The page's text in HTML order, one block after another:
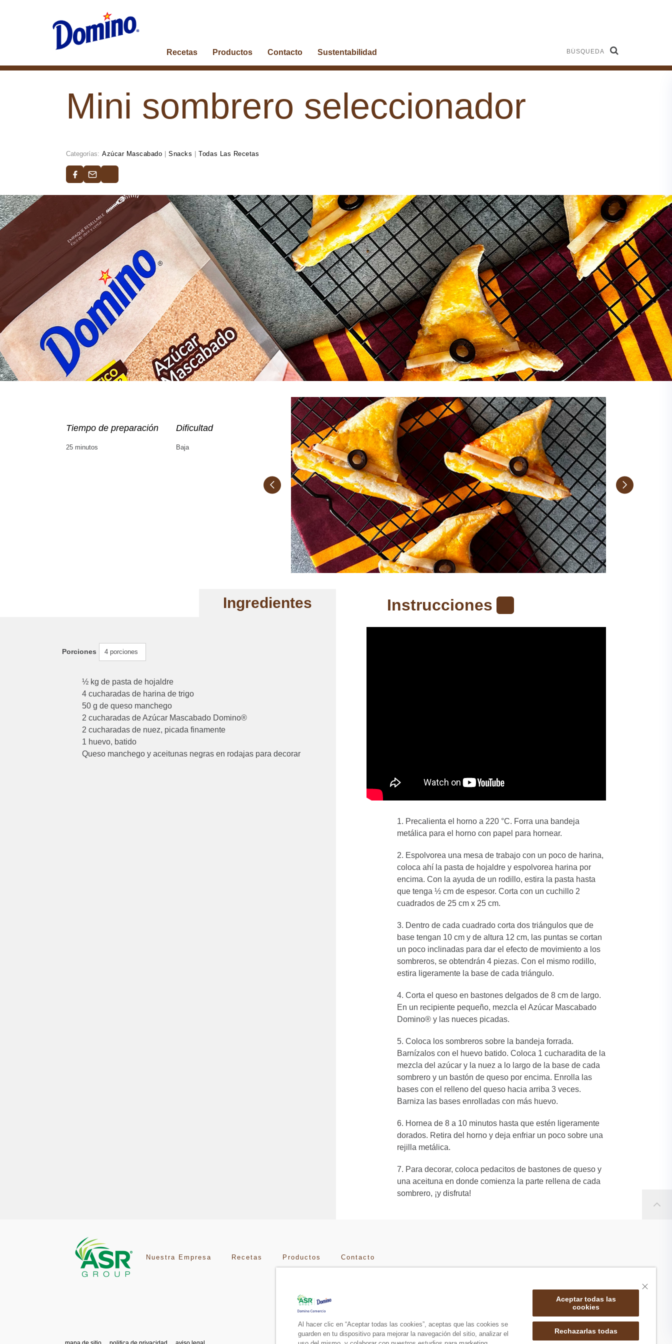
Recetas Productos Contacto Sustentabilidad
Búsqueda
Mini sombrero seleccionador
Categorías: Azúcar Mascabado Snacks Todas Las Recetas
Tiempo de preparación
25 minutos
Dificultad
Baja
Ingredientes
Porciones 4 porciones
½ kg de pasta de hojaldre
4 cucharadas de harina de trigo
50 g de queso manchego
2 cucharadas de Azúcar Mascabado Domino®
2 cucharadas de nuez, picada finamente
1 huevo, batido
Queso manchego y aceitunas negras en rodajas para decorar
Instrucciones
Precalienta el horno a 220 °C. Forra una bandeja
metálica para el horno con papel para hornear.
Espolvorea una mesa de trabajo con un poco de harina,
coloca ahí la pasta de hojaldre y espolvorea harina por
encima. Con la ayuda de un rodillo, estira la pasta hasta
que tenga ½ cm de espesor. Corta con un cuchillo 2
cuadrados de 25 cm x 25 cm.
Dentro de cada cuadrado corta dos triángulos que de
base tengan 10 cm y de altura 12 cm, las puntas se cortan
un poco inclinadas para dar el efecto de movimiento a los
sombreros, se obtendrán 4 piezas. Con el mismo rodillo,
estira ligeramente la base de cada triángulo.
Corta el queso en bastones delgados de 8 cm de largo.
En un recipiente pequeño, mezcla el Azúcar Mascabado
Domino® y las nueces picadas.
Coloca los sombreros sobre la bandeja forrada.
Barnízalos con el huevo batido. Coloca 1 cucharadita de la
mezcla del azúcar y la nuez a lo largo de la base de cada
sombrero y un bastón de queso por encima. Enrolla las
bases con el relleno del queso hacia arriba 3 veces.
Barniza las bases enrolladas con más huevo.
Hornea de 8 a 10 minutos hasta que estén ligeramente
dorados. Retira del horno y deja enfriar un poco sobre una
rejilla metálica.
Para decorar, coloca pedacitos de bastones de queso y
una aceituna en donde comienza la parte rellena de cada
sombrero, ¡y disfruta!
Nuestra Empresa Recetas Productos Contacto
Al hacer clic en “Aceptar todas las cookies”, aceptas que las cookies se
guarden en tu dispositivo para mejorar la navegación del sitio, analizar el
Aceptar todas las
cookies
Rechazarlas todas